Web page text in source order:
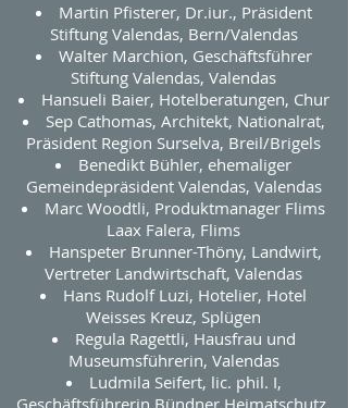
Martin Pfisterer, Dr.iur., Präsident
Stiftung Valendas, Bern/Valendas
Walter Marchion, Geschäftsführer
Stiftung Valendas, Valendas
Hansueli Baier, Hotelberatungen, Chur
Sep Cathomas, Architekt, Nationalrat,
Präsident Region Surselva, Breil/Brigels
Benedikt Bühler, ehemaliger
Gemeindepräsident Valendas, Valendas
Marc Woodtli, Produktmanager Flims
Laax Falera, Flims
Hanspeter Brunner-Thöny, Landwirt,
Vertreter Landwirtschaft, Valendas
Hans Rudolf Luzi, Hotelier, Hotel
Weisses Kreuz, Splügen
Regula Ragettli, Hausfrau und
Museumsführerin, Valendas
Ludmila Seifert, lic. phil. I,
Geschäftsführerin Bündner Heimatschutz,